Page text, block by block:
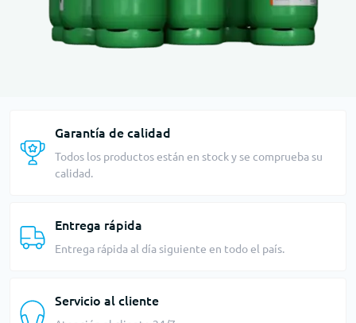
Garantía de calidad
Todos los productos están en stock y se comprueba su
calidad.
Entrega rápida
Entrega rápida al día siguiente en todo el país.
Servicio al cliente